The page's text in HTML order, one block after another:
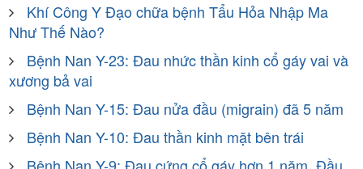
Khí Công Y Đạo chữa bệnh Tẩu Hỏa Nhập Ma
Như Thế Nào?
Bệnh Nan Y-23: Đau nhức thần kinh cổ gáy vai và
xương bả vai
Bệnh Nan Y-15: Đau nửa đầu (migrain) đã 5 năm
Bệnh Nan Y-10: Đau thần kinh mặt bên trái